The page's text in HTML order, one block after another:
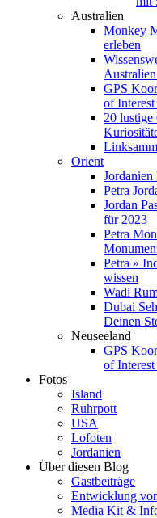
Australien
Monkey
erleben
GPS
of
20 lustige
Orient
Petra
Jordan
für 2023
Petra
Petra »
wissen
Wadi
Dubai
Deinen
Neuseeland
GPS
of
Fotos
Island
Ruhrpott
USA
Lofoten
Jordanien
Über diesen Blog
Gastbeiträge
Entwicklung
Media Kit &